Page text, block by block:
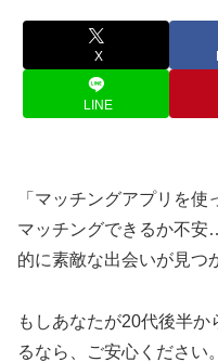
X
LINE
「マッチングアプリを
マッチングできるか不
的に素敵な出会いが見つ
もしあなたが20代後半
るなら、ご安心ください